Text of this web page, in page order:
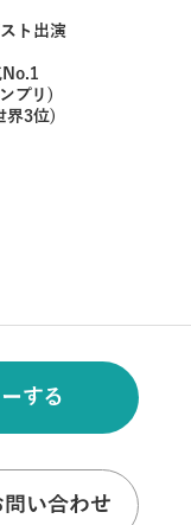
ト出演
プリ)
界3位)
する
い合わせ